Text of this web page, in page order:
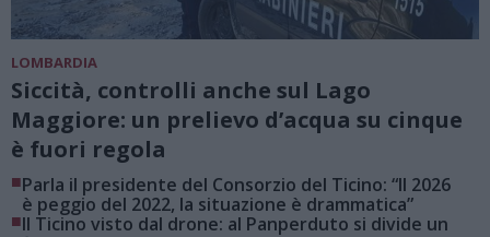
LOMBARDIA
Siccità, controlli anche sul Lago
Maggiore: un prelievo d’acqua su cinque
è fuori regola
■Parla il presidente del Consorzio del Ticino: “Il 2026
è peggio del 2022, la situazione è drammatica”
■Il Ticino visto dal drone: al Panperduto si divide un